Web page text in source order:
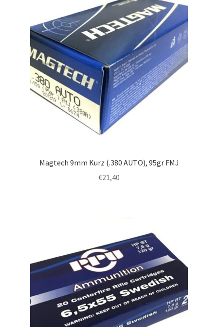
Magtech 9mm Kurz (.380 AUTO), 95gr FMJ
€21,40